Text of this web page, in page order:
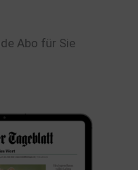
Abo für Sie